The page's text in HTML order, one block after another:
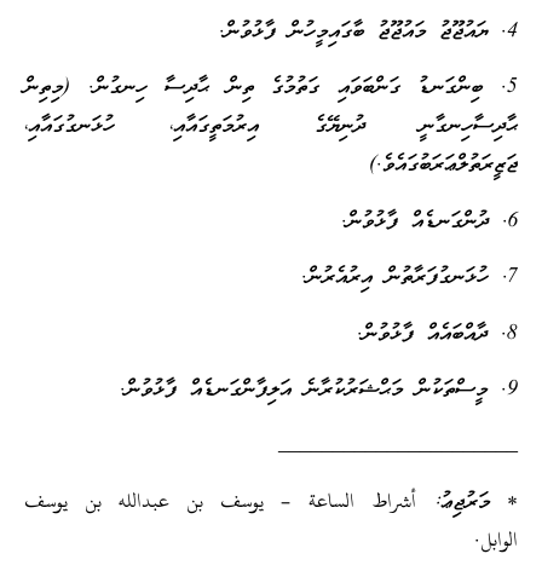
4. ޔައުޖޫޖު މައުޖޫޖު ބާގައިމީހުން ފާޅުވުން.
5. ބިންގަނޑު ގަންބަވައި ގަތުމުގެ ތިން ޙާދިސާ ހިނގުން. (މިތިން
ޙާދިސާހިނގާނީ ދުނިޔޭގެ އިރުމަތީގައާއި، ހުޅަނގުގައާއި،
ޖަޒީރަތުލްޢަރަބުގައެވެ.)
6. ދުންގަނޑެއް ފާޅުވުން.
7. ހުޅަނގުފަރާތުން އިރުއެރުން.
8. ދާއްބައެއް ފާޅުވުން.
9. މީސްތަކުން މަޙްޝަރުކުރާނެ އަލިފާންގަނޑެއް ފާޅުވުން.
______________________
* މަރުޖިޢު: أشراط الساعة – يوسف بن عبدالله بن يوسف
الوابل.